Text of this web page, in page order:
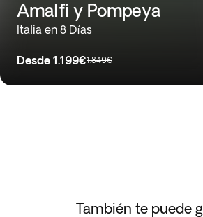
Amalfi y Pompeya
Italia en 8 Días
Desde 1.199€1.849€
También te puede